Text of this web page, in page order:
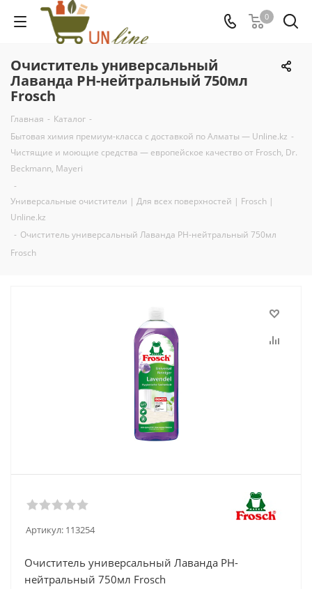
0
Очиститель универсальный
Лаванда РН-нейтральный 750мл
Frosch
Главная - Каталог -
Бытовая химия премиум-класса с доставкой по Алматы — Unline.kz -
Чистящие и моющие средства — европейское качество от Frosch, Dr.
Beckmann, Mayeri
-
Универсальные очистители | Для всех поверхностей | Frosch |
Unline.kz
- Очиститель универсальный Лаванда РН-нейтральный 750мл
Frosch
Артикул: 113254
Очиститель универсальный Лаванда РН-
нейтральный 750мл Frosch